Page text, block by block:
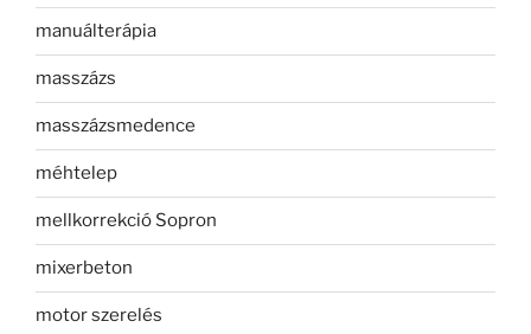
manuálterápia
masszázs
masszázsmedence
méhtelep
mellkorrekció Sopron
mixerbeton
motor szerelés